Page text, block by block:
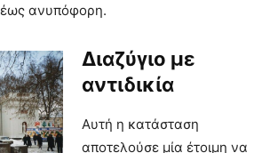
ανυπόφορη.
Διαζύγιο με
αντιδικία
Αυτή η κατάσταση
αποτελούσε μία έτοιμη να